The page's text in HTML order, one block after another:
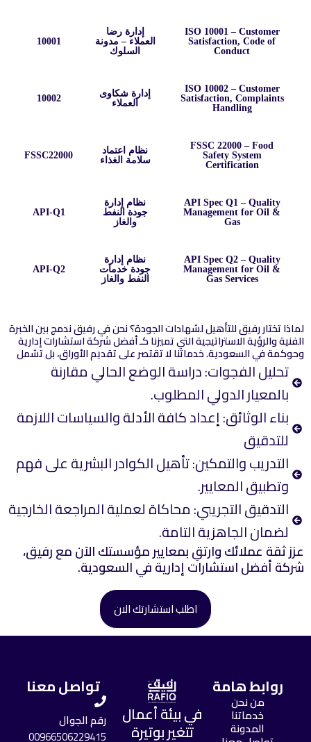
ISO 10001 – Customer
Satisfaction, Code of
Conduct
إدارة رضا
العملاء – مدونة
السلوك
10001
ISO 10002 – Customer
Satisfaction, Complaints
Handling
إدارة شكاوى
العملاء
10002
FSSC 22000 – Food
Safety System
Certification
نظام اعتماد
سلامة الغذاء
FSSC22000
API Spec Q1 – Quality
Management for Oil &
Gas
نظام إدارة
جودة النفط
والغاز
API-Q1
API Spec Q2 – Quality
Management for Oil &
Gas Services
نظام إدارة
جودة خدمات
النفط والغاز
API-Q2
لماذا تختار رفيق للتأهيل لشهادات الجودة؟ نحن في رفيق ندمج بين الخبرة
الفنية والرؤية الاستراتيجية التي تميزنا كـ أفضل شركة استشارات إدارية
وحوكمة في السعودية. خدماتنا لا تقتصر على تقديم الأوراق، بل تشمل
تحليل الفجوات: دراسة الوضع الحالي مقارنة
بالمعيار الدولي المطلوب.
بناء الوثائق: إعداد كافة الأدلة والسياسات اللازمة
للتدقيق
التدريب والتمكين: تأهيل الكوادر البشرية على فهم
وتطبيق المعايير.
التدقيق التجريبي: محاكاة لعملية المراجعة الخارجية
لضمان الجاهزية التامة.
عزز ثقة عملائك وارتقِ بمعايير مؤسستك الآن مع رفيق،
شركة أفضل استشارات إدارية في السعودية.
اطلب استشارتك الان
روابط هامة
من نحن
خدماتنا
المدونة
في بيئة أعمال
تتغير بوتيرة
تواصل معنا
رقم الجوال
00966506229415